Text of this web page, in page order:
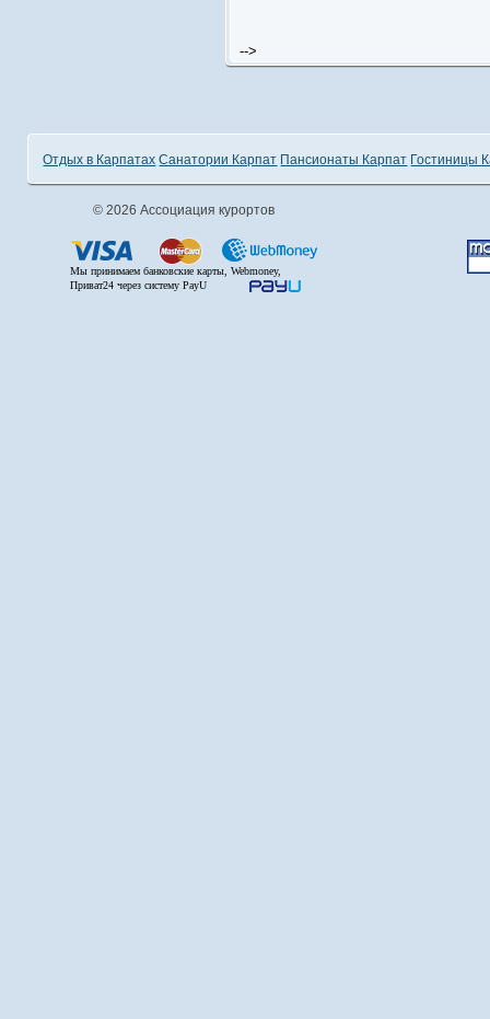
-->
Отдых в Карпатах Санатории Карпат Пансионаты Карпат Гостиницы
© 2026 Ассоциация курортов
Мы принимаем банковские карты, Webmoney,
Приват24 через систему PayU